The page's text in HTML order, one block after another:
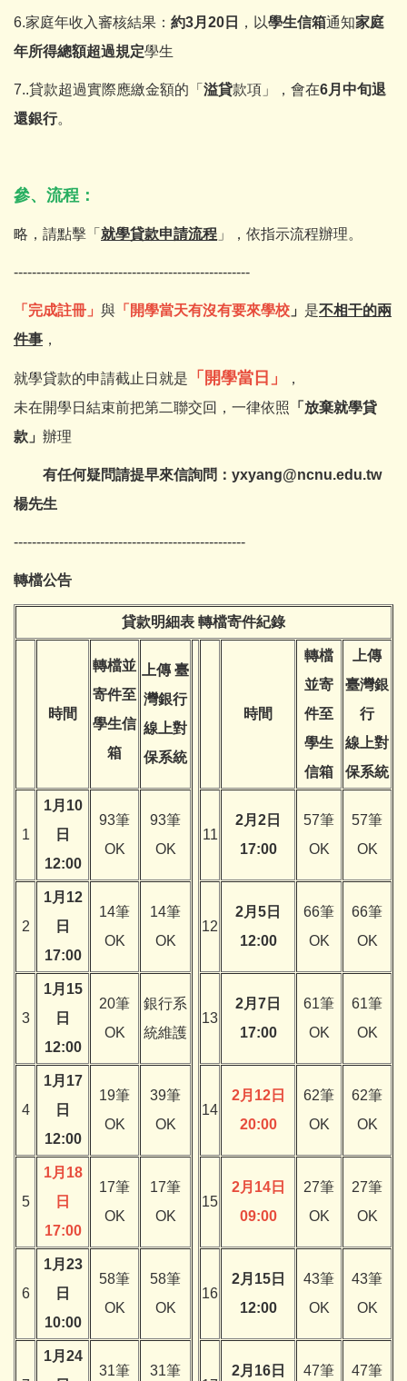
6.家庭年收入審核結果： 約3月20日 ，以學生信箱通知家庭
年所得總額超過規定學生
7..貸款超過實際應繳金額的「 溢貸款項」，會在6月中旬退
還銀行。
參、流程：
略，請點擊「 就學貸款申請流程 」，依指示流程辦理。
----------------------------------------------------
「完成註冊」 與 「開學當天有沒有要來學校 」 是不相干的兩
件事 ，
就學貸款的申請截止日就是 「開學當日」
，
未在開學日結束前把第二聯交回，一律依照
「放棄就學貸
款」 辦理
有任何疑問請提早來信詢問：yxyang@ncnu.edu.tw
楊先生
---------------------------------------------------
轉檔公告
貸款明細表 轉檔寄件紀錄
時間
轉檔並
寄件至
學生信
箱
上傳 臺
灣銀行
線上對
保系統
時間
轉檔
並寄
件至
學生
信箱
上傳
臺灣銀
行
線上對
保系統
1
1月10
日
12:00
93筆
OK
93筆
OK
11
2月2日
17:00
57筆
OK
57筆
OK
2
1月12
日
17:00
14筆
OK
14筆
OK
12
2月5日
12:00
66筆
OK
66筆
OK
3
1月15
日
12:00
20筆
OK
銀行系
統維護
13
2月7日
17:00
61筆
OK
61筆
OK
4
1月17
日
12:00
19筆
OK
39筆
OK
14
2月12日
20:00
62筆
OK
62筆
OK
5
1月18
日
17:00
17筆
OK
17筆
OK
15
2月14日
09:00
27筆
OK
27筆
OK
6
1月23
日
10:00
58筆
OK
58筆
OK
16
2月15日
12:00
43筆
OK
43筆
OK
1月24
31筆
31筆
2月16日 47筆 47筆